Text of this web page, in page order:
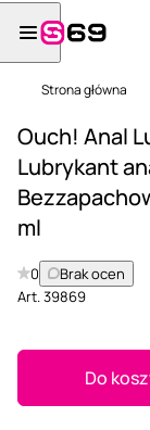
Strona główna
Ouch! Anal
Lubrykant
ml
0
Brak ocen
Art.39869
Do